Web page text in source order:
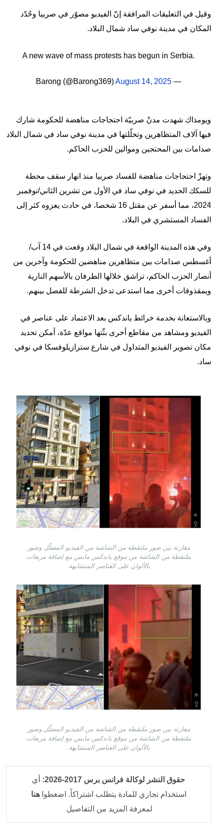
وقيل في التعليقات المرافقة إنّ الفيديو مصوّر في صربيا وحُدّد
المكان في مدينة نوفي ساد شمال البلاد.
A new wave of mass protests has begun in Serbia.
— Barong (@Barong369)
August 14, 2025
ويومذاك شهدت مدنٌ صربيّة احتجاجات مناهضة للحكومة شارك
فيها آلاف المتظاهرين وتخلّلتها في مدينة نوفي ساد في شمال البلاد
صدامات بين المحتجين وموالين للحزب الحاكم.
وتهزّ احتجاجات مناهضة للفساد صربيا منذ انهار سقف محطة
للسكك الحديد في نوفي ساد في الأول من تشرين الثاني/نوفمبر
2024، مما أسفر عن مقتل 16 شخصا، في حادث يعزوه كثر إلى
الفساد المستشري في البلاد.
وفي هذه المدينة الواقعة في شمال البلاد وقعت في 14 آب/
أغسطس صدامات بين متظاهرين مناهضين للحكومة وآخرين من
أنصار الحزب الحاكم، تراشق خلالها الطرفان بالأسهم النارية
وبمقذوفات أخرى مما استدعى تدخل الشرطة للفصل بينهم.
وبالاستعانة بخدمة خرائط ياندكس بعد الاعتماد على عناصر في
الفيديو ومشاهد من مقاطع أخرى بثّتها مواقع عدّة، أمكن تحديد
مكان تصوير الفيديو المتداول في شارع سترازيلوفسكا في نوفي
ساد.
Image
مقارنة بين صور ملتقطة من الشاشة من الفيديو المضلّل وصور
ملتقطة من الشاشة من موقع ياندكس مابس مع إضافة مربعات
بالألوان على العناصر المتشابهة.
Image
مقارنة بين صور ملتقطة من الشاشة من الفيديو المضلّل وصور
ملتقطة من الشاشة من موقع ياندكس مابس مع إضافة مربعات
بالألوان على العناصر المتشابهة.
حقوق النشر لوكالة فرانس برس 2017-2026:
أي
استخدام تجاري للمادة يتطلب اشتراكاً. اضغطواهنا
لمعرفة المزيد من التفاصيل